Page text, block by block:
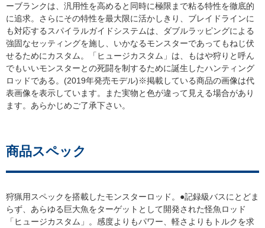
ーブランクは、汎用性を高めると同時に極限まで粘る特性を徹底的
に追求。さらにその特性を最大限に活かしきり、ブレイドラインに
も対応するスパイラルガイドシステムは、ダブルラッピングによる
強固なセッティングを施し、いかなるモンスターであってもねじ伏
せるためにカスタム。「ヒュージカスタム」は、もはや狩りと呼ん
でもいいモンスターとの死闘を制するために誕生したハンティング
ロッドである。(2019年発売モデル)※掲載している商品の画像は代
表画像を表示しています。また実物と色が違って見える場合があり
ます。あらかじめご了承下さい。
商品スペック
狩猟用スペックを搭載したモンスターロッド。●記録級バスにとどま
らず、あらゆる巨大魚をターゲットとして開発された怪魚ロッド
「ヒュージカスタム」。感度よりもパワー、軽さよりもトルクを求